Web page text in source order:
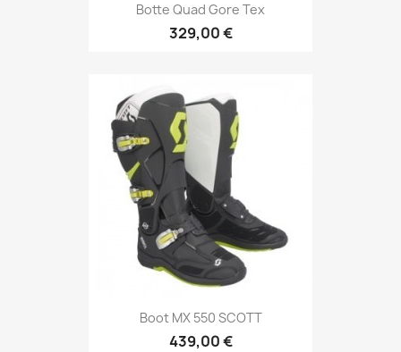
Botte Quad Gore Tex
329,00 €
Boot MX 550 SCOTT
439,00 €